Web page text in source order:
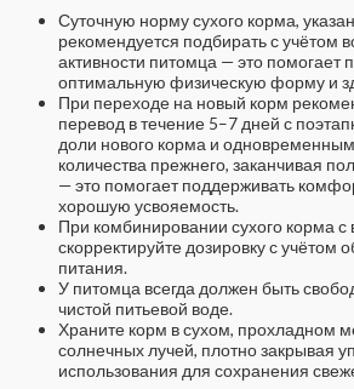
Суточную норму сухого корма,
рекомендуется подбирать с учётом
активности питомца — это помогает
оптимальную физическую форму и
При переходе на новый корм
перевод в течение 5–7 дней с
доли нового корма и
количества прежнего, заканчивая
— это помогает поддерживать
хорошую усвояемость.
При комбинировании сухого корма
скорректируйте дозировку с учётом
питания.
У питомца всегда должен быть
чистой питьевой воде.
Храните корм в сухом, прохладном
солнечных лучей, плотно закрывая
использования для сохранения